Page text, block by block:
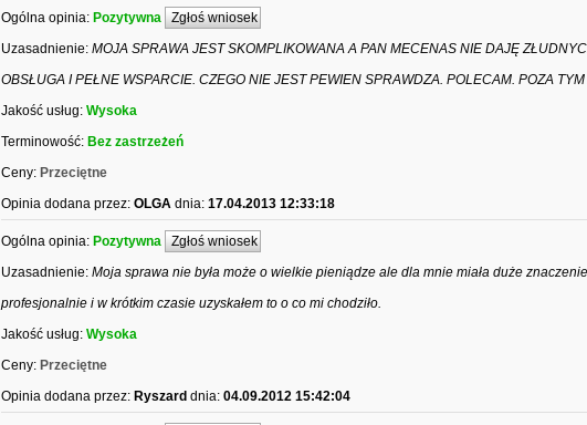
Ogólna opinia: Pozytywna Zgłoś wniosek
Uzasadnienie: MOJA SPRAWA JEST SKOMPLIKOWANA A PAN MECENAS NIE DAJĘ
OBSŁUGA I PEŁNE WSPARCIE. CZEGO NIE JEST PEWIEN SPRAWDZA. POLECAM. POZA
Jakość usług: Wysoka
Terminowość: Bez zastrzeżeń
Ceny: Przeciętne
Opinia dodana przez: OLGA dnia: 17.04.2013 12:33:18
Ogólna opinia: Pozytywna Zgłoś wniosek
Uzasadnienie: Moja sprawa nie była może o wielkie pieniądze ale dla mnie miała duże
profesjonalnie i w krótkim czasie uzyskałem to o co mi chodziło.
Jakość usług: Wysoka
Ceny: Przeciętne
Opinia dodana przez: Ryszard dnia: 04.09.2012 15:42:04